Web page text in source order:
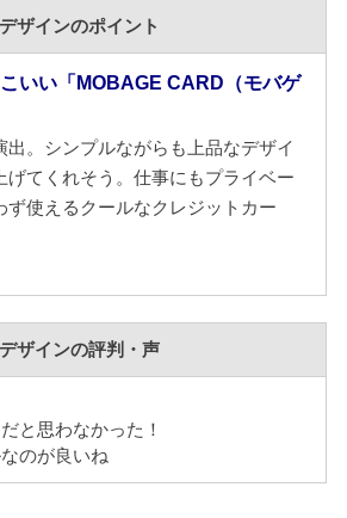
デザインのポイント
いい「MOBAGE CARD（モバゲ
出。シンプルながらも上品なデザイ
げてくれそう。仕事にもプライベー
ず使えるクールなクレジットカー
デザインの評判・声
と思わなかった！
のが良いね